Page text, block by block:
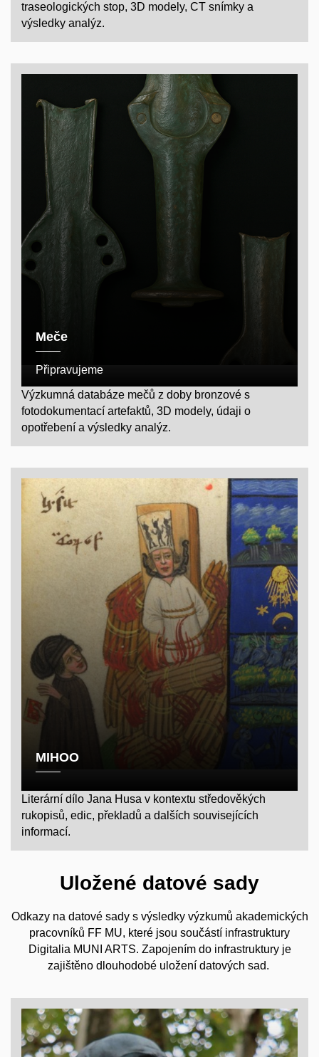
traseologických stop, 3D modely, CT snímky a
výsledky analýz.
Meče
Připravujeme
Výzkumná databáze mečů z doby bronzové s
fotodokumentací artefaktů, 3D modely, údaji o
opotřebení a výsledky analýz.
MIHOO
Literární dílo Jana Husa v kontextu středověkých
rukopisů, edic, překladů a dalších souvisejících
informací.
Uložené datové sady
Odkazy na datové sady s výsledky výzkumů akademických
pracovníků FF MU, které jsou součástí infrastruktury
Digitalia MUNI ARTS. Zapojením do infrastruktury je
zajištěno dlouhodobé uložení datových sad.